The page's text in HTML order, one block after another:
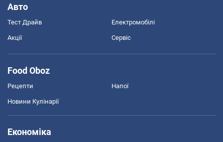
Авто
Тест Драйв Електромобілі
Акції Сервіс
Food Oboz
Рецепти Напої
Новини Кулінарії
Економіка